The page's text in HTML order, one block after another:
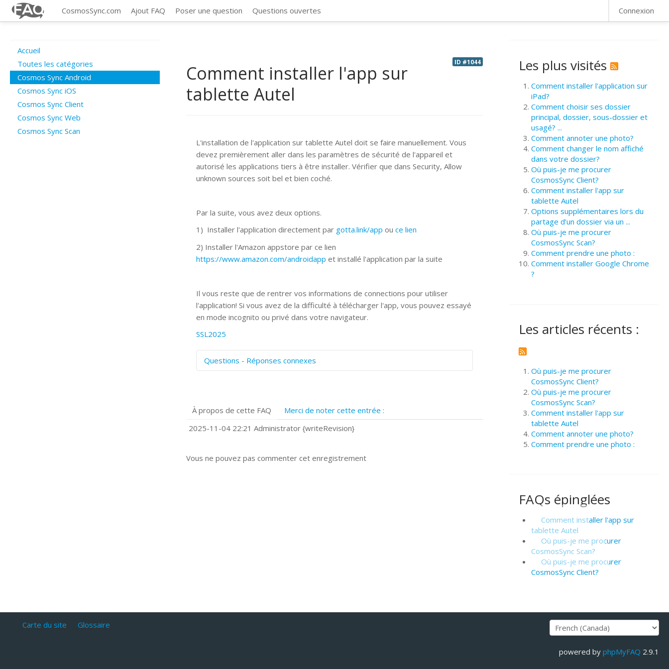
CosmosSync.com Ajout FAQ Poser une question Questions ouvertes Connexion
Accueil
Toutes les catégories
Cosmos Sync Android
Cosmos Sync iOS
Cosmos Sync Client
Cosmos Sync Web
Cosmos Sync Scan
ID #1044
Comment installer l'app sur
tablette Autel
L'installation de l'application sur tablette Autel doit se faire manuellement. Vous
devez premièrement aller dans les paramètres de sécurité de l'appareil et
autorisé les applications tiers à être installer. Vérifier que dans Security, Allow
unknown sources soit bel et bien coché.
Par la suite, vous avez deux options.
1) Installer l'application directement par gotta.link/app ouce lien
2) Installer l'Amazon appstore par ce lien
https://www.amazon.com/androidapp et installé l'application par la suite
Il vous reste que de rentrer vos informations de connections pour utiliser
l'application! Si vous avez de la difficulté à télécharger l'app, vous pouvez essayé
en mode incognito ou privé dans votre navigateur.
SSL2025
Questions - Réponses connexes
Quels navigateurs web sont supportés ?
Comment installer Google Chrome ?
À propos de cette FAQ
Merci de noter cette entrée :
2025-11-04 22:21 Administrator {writeRevision}
Vous ne pouvez pas commenter cet enregistrement
Les plus visités
Comment installer l'application sur
iPad?
Comment choisir ses dossier
principal, dossier, sous-dossier et
usagé? ...
Comment annoter une photo?
Comment changer le nom affiché
dans votre dossier?
Où puis-je me procurer
CosmosSync Client?
Comment installer l'app sur
tablette Autel
Options supplémentaires lors du
partage d’un dossier via un ...
Où puis-je me procurer
CosmosSync Scan?
Comment prendre une photo :
Comment installer Google Chrome
?
Les articles récents :
Où puis-je me procurer
CosmosSync Client?
Où puis-je me procurer
CosmosSync Scan?
Comment installer l'app sur
tablette Autel
Comment annoter une photo?
Comment prendre une photo :
FAQs épinglées
Comment installer l'app sur
tablette Autel
Où puis-je me procurer
CosmosSync Scan?
Où puis-je me procurer
CosmosSync Client?
Carte du site Glossaire
powered by phpMyFAQ 2.9.1